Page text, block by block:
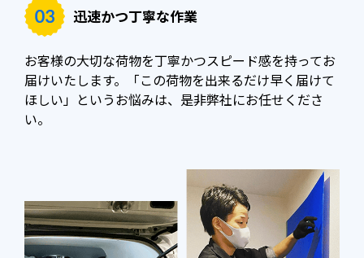
迅速かつ丁寧な作業
お客様の大切な荷物を丁寧かつスピード感を持ってお
届けいたします。「この荷物を出来るだけ早く届けて
ほしい」というお悩みは、是非弊社にお任せくださ
い。